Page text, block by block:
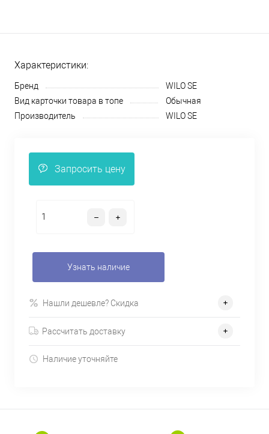
Характеристики:
Бренд
WILO SE
Вид карточки товара в топе
Обычная
Производитель
WILO SE
Запросить цену
Узнать наличие
Нашли дешевле? Скидка
Рассчитать доставку
Наличие уточняйте